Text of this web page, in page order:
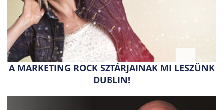
A MARKETING ROCK SZTÁRJAINAK MI LESZÜNK
DUBLIN!